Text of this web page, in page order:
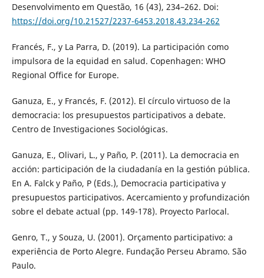
Desenvolvimento em Questão, 16 (43), 234–262. Doi:
https://doi.org/10.21527/2237-6453.2018.43.234-262
Francés, F., y La Parra, D. (2019). La participación como
impulsora de la equidad en salud. Copenhagen: WHO
Regional Office for Europe.
Ganuza, E., y Francés, F. (2012). El círculo virtuoso de la
democracia: los presupuestos participativos a debate.
Centro de Investigaciones Sociológicas.
Ganuza, E., Olivari, L., y Paño, P. (2011). La democracia en
acción: participación de la ciudadanía en la gestión pública.
En A. Falck y Paño, P (Eds.), Democracia participativa y
presupuestos participativos. Acercamiento y profundización
sobre el debate actual (pp. 149-178). Proyecto Parlocal.
Genro, T., y Souza, U. (2001). Orçamento participativo: a
experiência de Porto Alegre. Fundação Perseu Abramo. São
Paulo.